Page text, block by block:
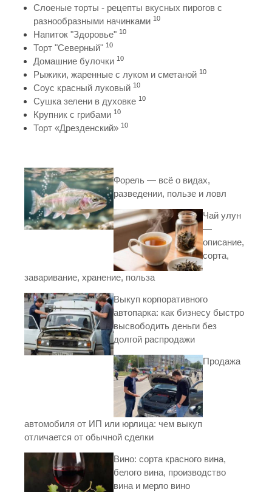
Слоеные торты - рецепты вкусных пирогов с
разнообразными начинками 10
Напиток "Здоровье" 10
Торт "Северный" 10
Домашние булочки 10
Рыжики, жаренные с луком и сметаной 10
Соус красный луковый 10
Сушка зелени в духовке 10
Крупник с грибами 10
Торт «Дрезденский» 10
Форель — всё о видах,
разведении, пользе и ловл
Чай улун
—
описание,
сорта,
заваривание, хранение, польза
Выкуп корпоративного
автопарка: как бизнесу быстро
высвободить деньги без
долгой распродажи
Продажа
автомобиля от ИП или юрлица: чем выкуп
отличается от обычной сделки
Вино: сорта красного вина,
белого вина, производство
вина и мерло вино